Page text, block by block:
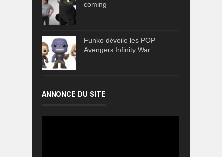
coming
Funko dévoile les POP
Avengers Infinity War
ANNONCE DU SITE